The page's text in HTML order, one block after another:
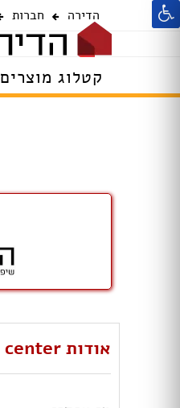
הדירה חברות
קטלוג מוצרים
אודות One design center